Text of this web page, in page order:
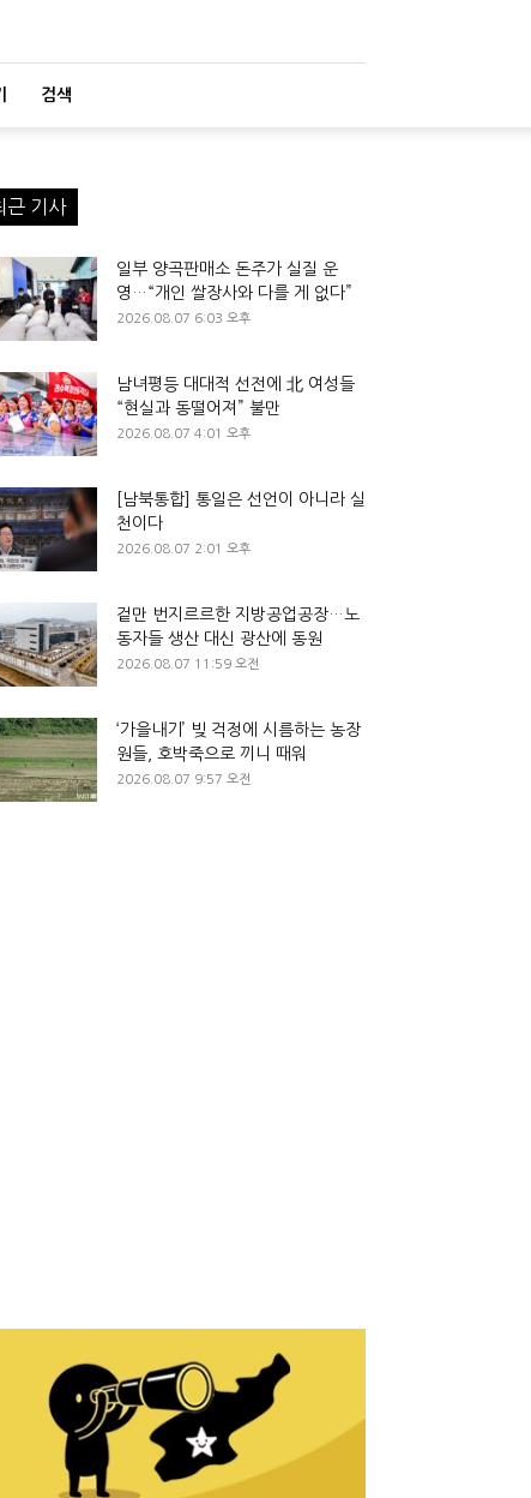
검색
근 기사
일부 양곡판매소 돈주가 실질 운
영…“개인 쌀장사와 다를 게 없다”
2026.08.07 6:03 오후
남녀평등 대대적 선전에 北 여성들
“현실과 동떨어져” 불만
2026.08.07 4:01 오후
[남북통합] 통일은 선언이 아니라 실
천이다
2026.08.07 2:01 오후
겉만 번지르르한 지방공업공장…노
동자들 생산 대신 광산에 동원
2026.08.07 11:59 오전
‘가을내기’ 빚 걱정에 시름하는 농장
원들, 호박죽으로 끼니 때워
2026.08.07 9:57 오전